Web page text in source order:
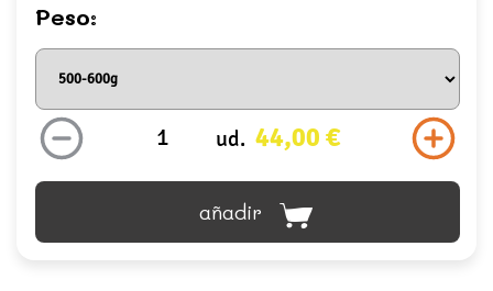
Peso:
ud. 44,00 €
añadir